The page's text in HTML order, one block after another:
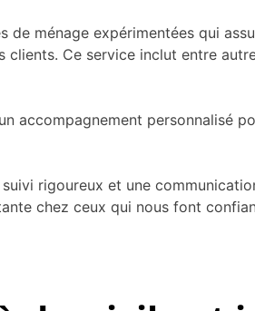
ménage expérimentées qui
Ce service inclut entre
personnalisé
rigoureux et une
chez ceux qui nous font